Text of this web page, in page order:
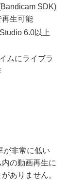
SDK)
再生可能
6.0以上
ムにライブラ
が非常に低い
の動画再生に
ありません。